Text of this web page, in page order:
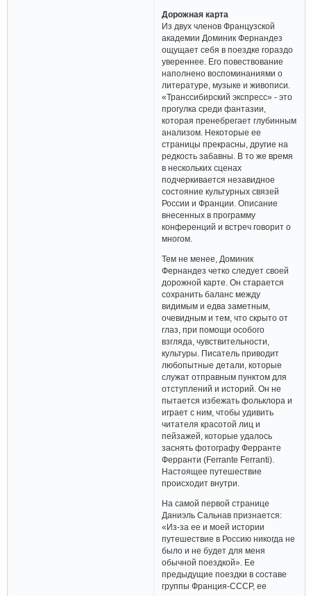
Дорожная карта
Из двух членов Французской
академии Доминик Фернандез
ощущает себя в поездке гораздо
увереннее. Его повествование
наполнено воспоминаниями о
литературе, музыке и живописи.
«Транссибирский экспресс» - это
прогулка среди фантазии,
которая пренебрегает глубинным
анализом. Некоторые ее
страницы прекрасны, другие на
редкость забавны. В то же время
в нескольких сценах
подчеркивается незавидное
состояние культурных связей
России и Франции. Описание
внесенных в программу
конференций и встреч говорит о
многом.
Тем не менее, Доминик
Фернандез четко следует своей
дорожной карте. Он старается
сохранить баланс между
видимым и едва заметным,
очевидным и тем, что скрыто от
глаз, при помощи особого
взгляда, чувствительности,
культуры. Писатель приводит
любопытные детали, которые
служат отправным пунктом для
отступлений и историй. Он не
пытается избежать фольклора и
играет с ним, чтобы удивить
читателя красотой лиц и
пейзажей, которые удалось
заснять фотографу Ферранте
Ферранти (Ferrante Ferranti).
Настоящее путешествие
происходит внутри.
На самой первой странице
Даниэль Сальнав признается:
«Из-за ее и моей истории
путешествие в Россию никогда не
было и не будет для меня
обычной поездкой». Ее
предыдущие поездки в составе
группы Франция-СССР, ее